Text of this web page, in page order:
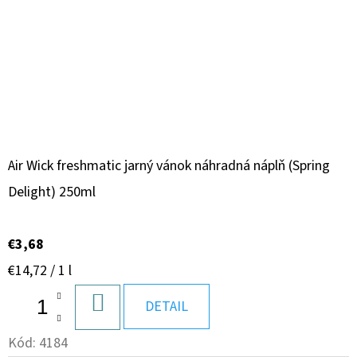
Air Wick freshmatic jarný vánok náhradná náplň (Spring
Delight) 250ml
€3,68
Jednotková
€14,72 / 1 l
KOŠÍKA
DETAIL
Kód: 4184